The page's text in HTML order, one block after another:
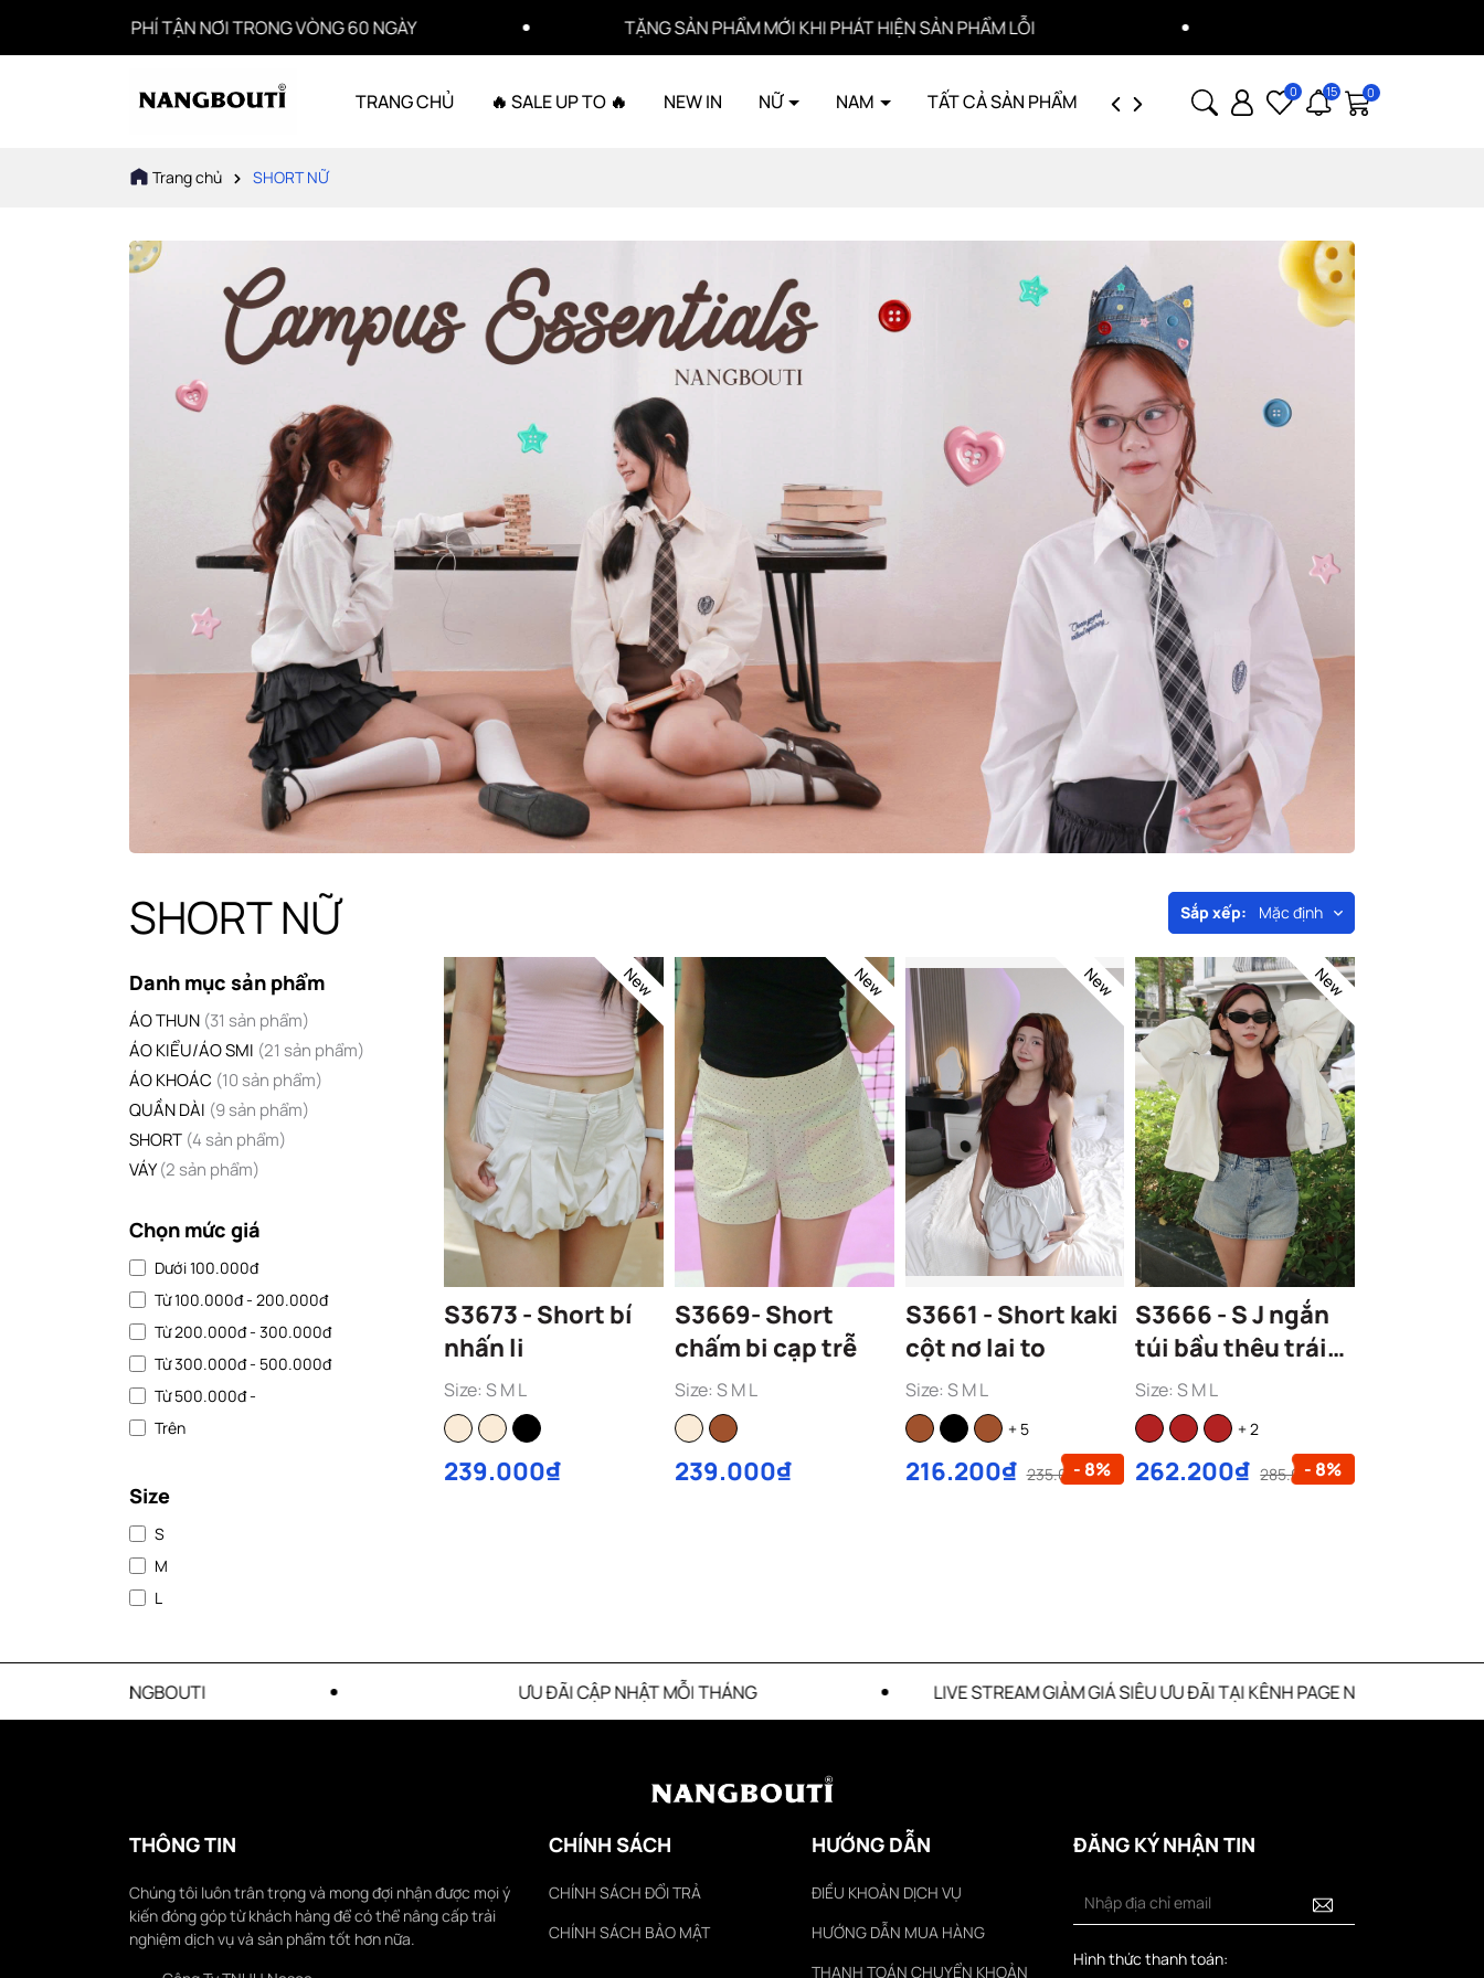
PHÍ TẬN NƠI TRONG VÒNG 60 NGÀY TẶNG SẢN PHẨM MỚI KHI PHÁT HIỆN SẢN PHẨM LỖI
TRANG CHỦ 🔥 SALE UP TO 🔥 NEW IN NỮ NAM TẤT CẢ SẢN PHẨM GIỚI THIỆU TUYỂN DỤNG
0 15 0
Trang chủ SHORT NỮ
SHORT NỮ
Danh mục sản phẩm
ÁO THUN (31 sản phẩm)
ÁO KIỂU/ÁO SMI (21 sản phẩm)
ÁO KHOÁC (10 sản phẩm)
QUẦN DÀI (9 sản phẩm)
SHORT (4 sản phẩm)
VÁY(2 sản phẩm)
Chọn mức giá
Dưới 100.000đ
Từ 100.000đ - 200.000đ
Từ 200.000đ - 300.000đ
Từ 300.000đ - 500.000đ
Từ 500.000đ -
Trên
Size
S
M
L
Sắp xếp: Mặc định
New
S3673 - Short bí
nhấn li
Size: S M L
239.000₫
New
S3669- Short
chấm bi cạp trễ
Size: S M L
239.000₫
New
S3661 - Short kaki
cột nơ lai to
Size: S M L
+ 5
216.200₫ 235.000₫- 8%
New
S3666 - S J ngắn
túi bầu thêu trái
tim
Size: S M L
+ 2
262.200₫ 285.000₫
- 8%
ƯU ĐÃI CẬP NHẬT MỖI THÁNG LIVE STREAM GIẢM GIÁ SIÊU ƯU ĐÃI TẠI KÊNH PAGE NANGBOUTI
THÔNG TIN
Chúng tôi luôn trân trọng và mong đợi nhận được mọi ý
kiến đóng góp từ khách hàng để có thể nâng cấp trải
nghiệm dịch vụ và sản phẩm tốt hơn nữa.
CHÍNH SÁCH
CHÍNH SÁCH ĐỔI TRẢ
CHÍNH SÁCH BẢO MẬT
HƯỚNG DẪN
ĐIỀU KHOẢN DỊCH VỤ
HƯỚNG DẪN MUA HÀNG
THANH TOÁN CHUYỂN KHOẢN
ĐĂNG KÝ NHẬN TIN
Hình thức thanh toán: